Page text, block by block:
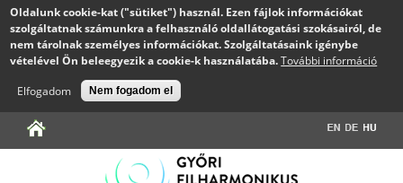
Oldalunk cookie-kat ("sütiket") használ. Ezen fájlok információkat
szolgáltatnak számunkra a felhasználó oldallátogatási szokásairól, de
nem tárolnak személyes információkat. Szolgáltatásaink igénybe
vételével Ön beleegyezik a cookie-k használatába.További információ
Elfogadom
Nem fogadom el